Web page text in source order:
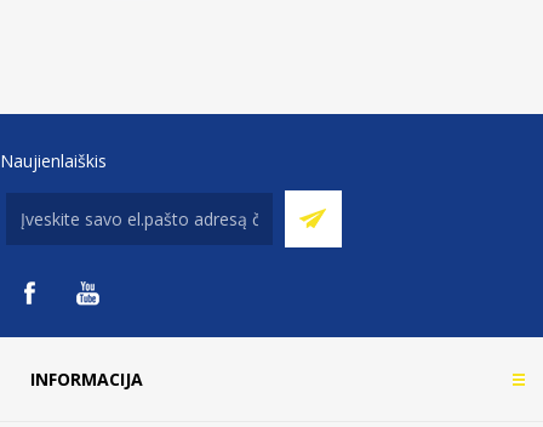
Naujienlaiškis
INFORMACIJA